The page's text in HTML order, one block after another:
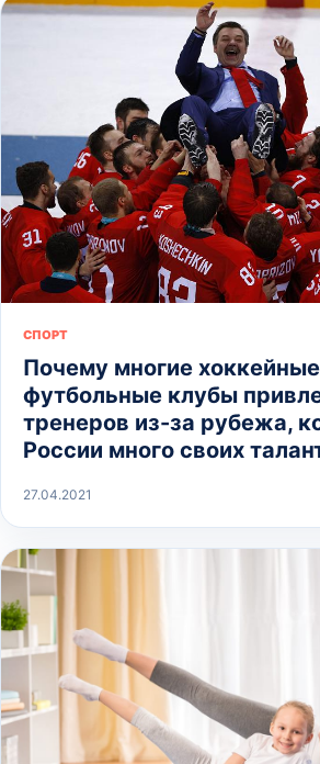
СПОРТ
Почему многие
футбольные клубы
тренеров из-за рубежа,
России много своих
27.04.2021